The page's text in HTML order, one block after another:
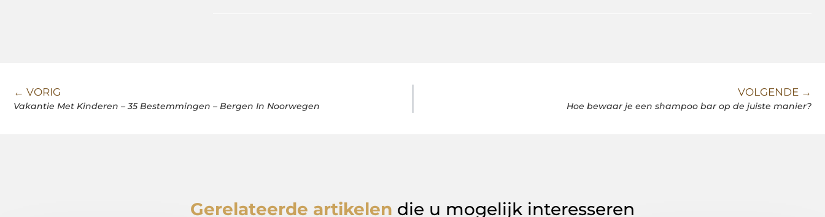
← VORIG
Vakantie Met Kinderen – 35 Bestemmingen – Bergen In Noorwegen
VOLGENDE →
Hoe bewaar je een shampoo bar op de juiste manier?
Gerelateerde artikelen die u mogelijk interesseren